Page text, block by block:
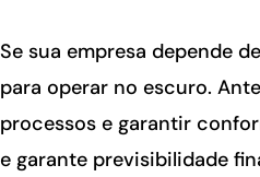
Se sua empresa depende
para operar no escuro.
processos e garantir
e garante previsibilidade